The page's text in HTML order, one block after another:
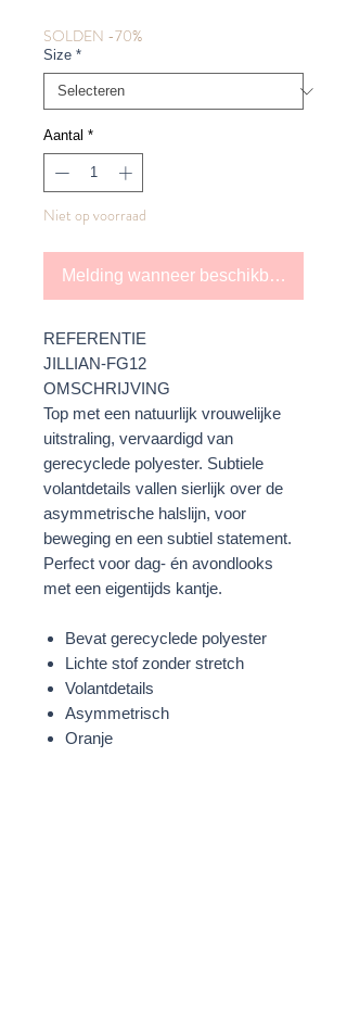
SOLDEN -70%
Size *
Aantal *
Niet op voorraad
Melding wanneer beschikbaar
REFERENTIE
JILLIAN-FG12
OMSCHRIJVING
Top met een natuurlijk vrouwelijke
uitstraling, vervaardigd van
gerecyclede polyester. Subtiele
volantdetails vallen sierlijk over de
asymmetrische halslijn, voor
beweging en een subtiel statement.
Perfect voor dag- én avondlooks
met een eigentijds kantje.
Bevat gerecyclede polyester
Lichte stof zonder stretch
Volantdetails
Asymmetrisch
Oranje